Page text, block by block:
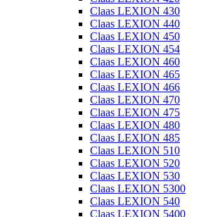
Claas LEXION 430
Claas LEXION 440
Claas LEXION 450
Claas LEXION 454
Claas LEXION 460
Claas LEXION 465
Claas LEXION 466
Claas LEXION 470
Claas LEXION 475
Claas LEXION 480
Claas LEXION 485
Claas LEXION 510
Claas LEXION 520
Claas LEXION 530
Claas LEXION 5300
Claas LEXION 540
Claas LEXION 5400